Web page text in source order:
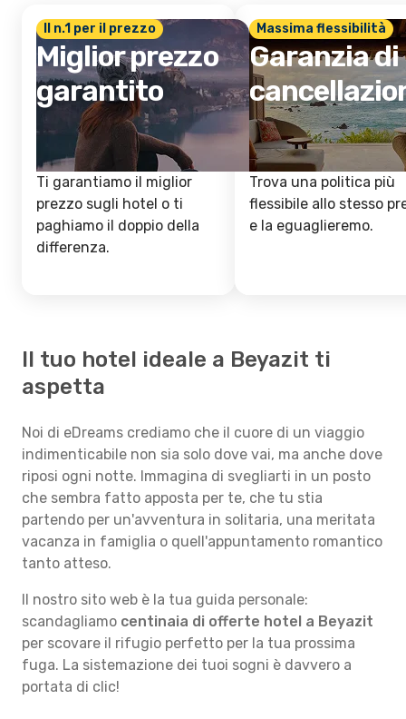
Il n.1 per il prezzo
Miglior prezzo
garantito
Ti garantiamo il miglior
prezzo sugli hotel o ti
paghiamo il doppio della
differenza.
Massima flessibilità
Garanzia di
Trova una politica più
flessibile allo stesso
e la eguaglieremo.
Il tuo hotel ideale a Beyazit ti
aspetta
Noi di eDreams crediamo che il cuore di un viaggio
indimenticabile non sia solo dove vai, ma anche dove
riposi ogni notte. Immagina di svegliarti in un posto
che sembra fatto apposta per te, che tu stia
partendo per un'avventura in solitaria, una meritata
vacanza in famiglia o quell'appuntamento romantico
tanto atteso.
Il nostro sito web è la tua guida personale:
scandagliamo centinaia di offerte hotel a Beyazit
per scovare il rifugio perfetto per la tua prossima
fuga. La sistemazione dei tuoi sogni è davvero a
portata di clic!